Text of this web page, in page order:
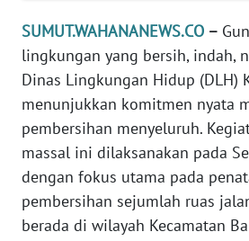
SUMUT.WAHANANEWS.CO –
lingkungan yang bersih, indah,
Dinas Lingkungan Hidup (DLH)
menunjukkan komitmen nyata
pembersihan menyeluruh.
massal ini dilaksanakan pada
dengan fokus utama pada
pembersihan sejumlah ruas
berada di wilayah Kecamatan
MEDIA
SIBER
REDAKSI
DISCLAIMER